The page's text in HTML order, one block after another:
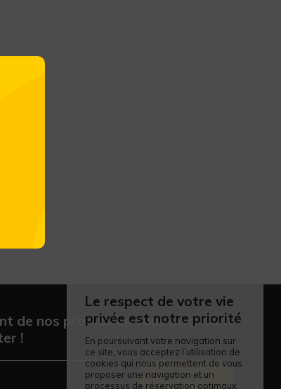
de nos promos en vous inscrivant
!
Envoyer
Le respect de votre vie
privée est notre priorité
En poursuivant votre navigation sur
ce site, vous acceptez l’utilisation de
cookies qui nous permettent de vous
proposer une navigation et un
processus de réservation optimaux.